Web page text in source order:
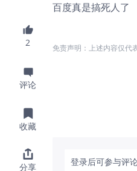
2
评论
收藏
分享
百度真是搞死人了
免责声明：上述内容仅代
登录后可参与评